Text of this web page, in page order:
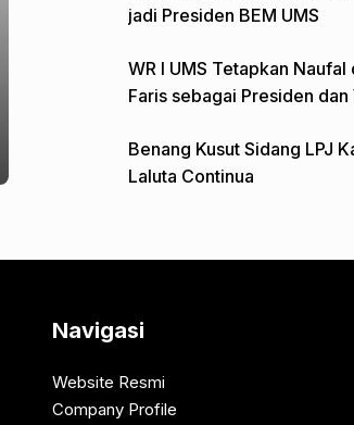
jadi Presiden BEM UMS
WR I UMS Tetapkan Naufal
Faris sebagai Presiden dan
Benang Kusut Sidang LPJ
Laluta Continua
Navigasi
Website Resmi
Company Profile